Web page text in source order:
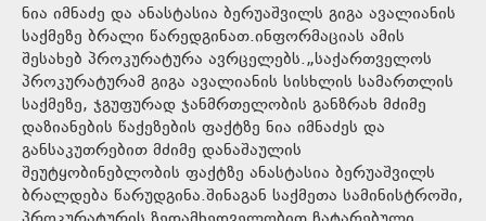
ნია იმნაძე და ანასტასია ბერუაშვილს გიგა ავალიანის
საქმეზე ბრალი წარედგინათ.ინფორმაციას ამის
შესახებ პროკურატურა ავრცელებს.„საქართველოს
პროკურატურამ გიგა ავალიანის სისხლის სამართლის
საქმეზე, ჯგუფურად ჯანმრთელობის განზრახ მძიმე
დაზიანების წაქეზების ფაქტზე ნია იმნაძეს და
განსაკუთრებით მძიმე დანაშაულის
შეუტყობინებლობის ფაქტზე ანასტასია ბერუაშვილს
ბრალდება წარუდგინა.შინაგან საქმეთა სამინისტროში,